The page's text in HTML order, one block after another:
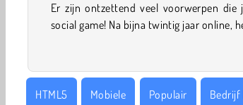
Er zijn ontzettend veel voorwerpen die
social game! Na bijna twintig jaar online,
HTML5 Mobiele Populair Bedrijf